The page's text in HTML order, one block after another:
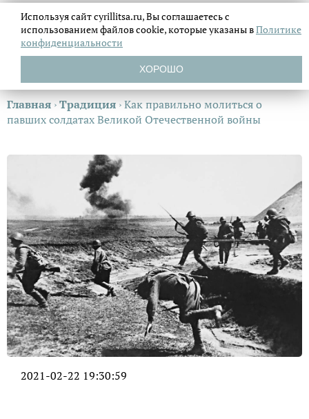
Главная ›Традиция ›Как правильно молиться о
павших солдатах Великой Отечественной войны
2021-02-22 19:30:59
Используя сайт cyrillitsa.ru, Вы соглашаетесь с
использованием файловcookie, которые указаны вПолитике
конфиденциальности
ХОРОШО